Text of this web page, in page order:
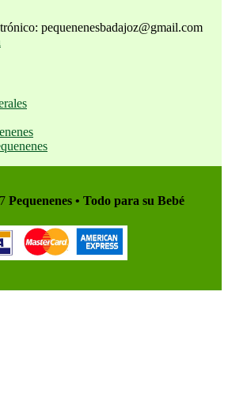
pequenenesbadajoz@gmail.com
Pequenenes • Todo para su Bebé